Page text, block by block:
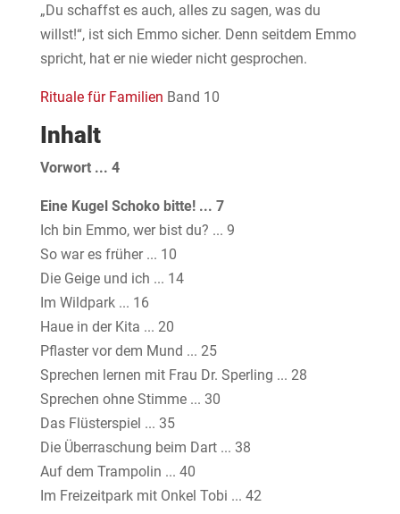
„Du schaffst es auch, alles zu sagen, was du
willst!“, ist sich Emmo sicher. Denn seitdem Emmo
spricht, hat er nie wieder nicht gesprochen.
Rituale für Familien Band 10
Inhalt
Vorwort ... 4
Eine Kugel Schoko bitte! ... 7
Ich bin Emmo, wer bist du? ... 9
So war es früher ... 10
Die Geige und ich ... 14
Im Wildpark ... 16
Haue in der Kita ... 20
Pflaster vor dem Mund ... 25
Sprechen lernen mit Frau Dr. Sperling ... 28
Sprechen ohne Stimme ... 30
Das Flüsterspiel ... 35
Die Überraschung beim Dart ... 38
Auf dem Trampolin ... 40
Im Freizeitpark mit Onkel Tobi ... 42